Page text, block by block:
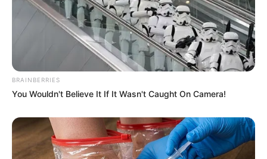
สรุปลักษณะเด่นภาพรวมลักษณะพิเศษมีพลังชีวิตที่แข็ง
แรง แกร่ง หากชีวิตล้มลงจะสามารถ ลุกขึ้นสร้างชีวิตใหม่
ได้เร็ว เป็นคนสู้ชีวิต มักเป็นคน
ขอบคุณข้อมูลจาก Forward Mail
BRAINBERRIES
You Wouldn't Believe It If It Wasn't Caught On Camera!